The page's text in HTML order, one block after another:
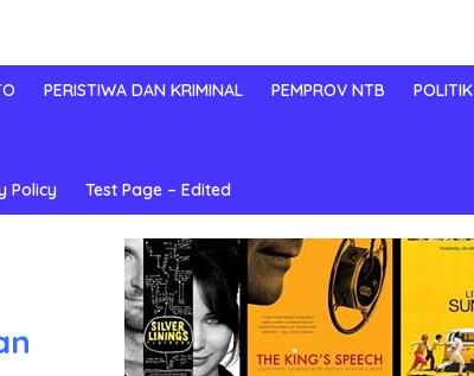
PERISTIWA DAN KRIMINAL PEMPROV NTB POLITIK
Policy Test Page – Edited